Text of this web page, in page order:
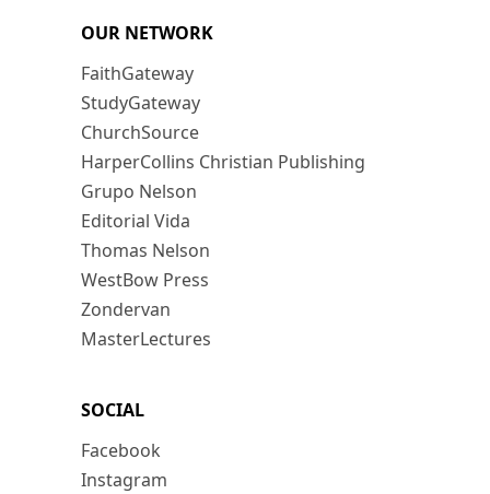
OUR NETWORK
FaithGateway
StudyGateway
ChurchSource
HarperCollins Christian Publishing
Grupo Nelson
Editorial Vida
Thomas Nelson
WestBow Press
Zondervan
MasterLectures
SOCIAL
Facebook
Instagram